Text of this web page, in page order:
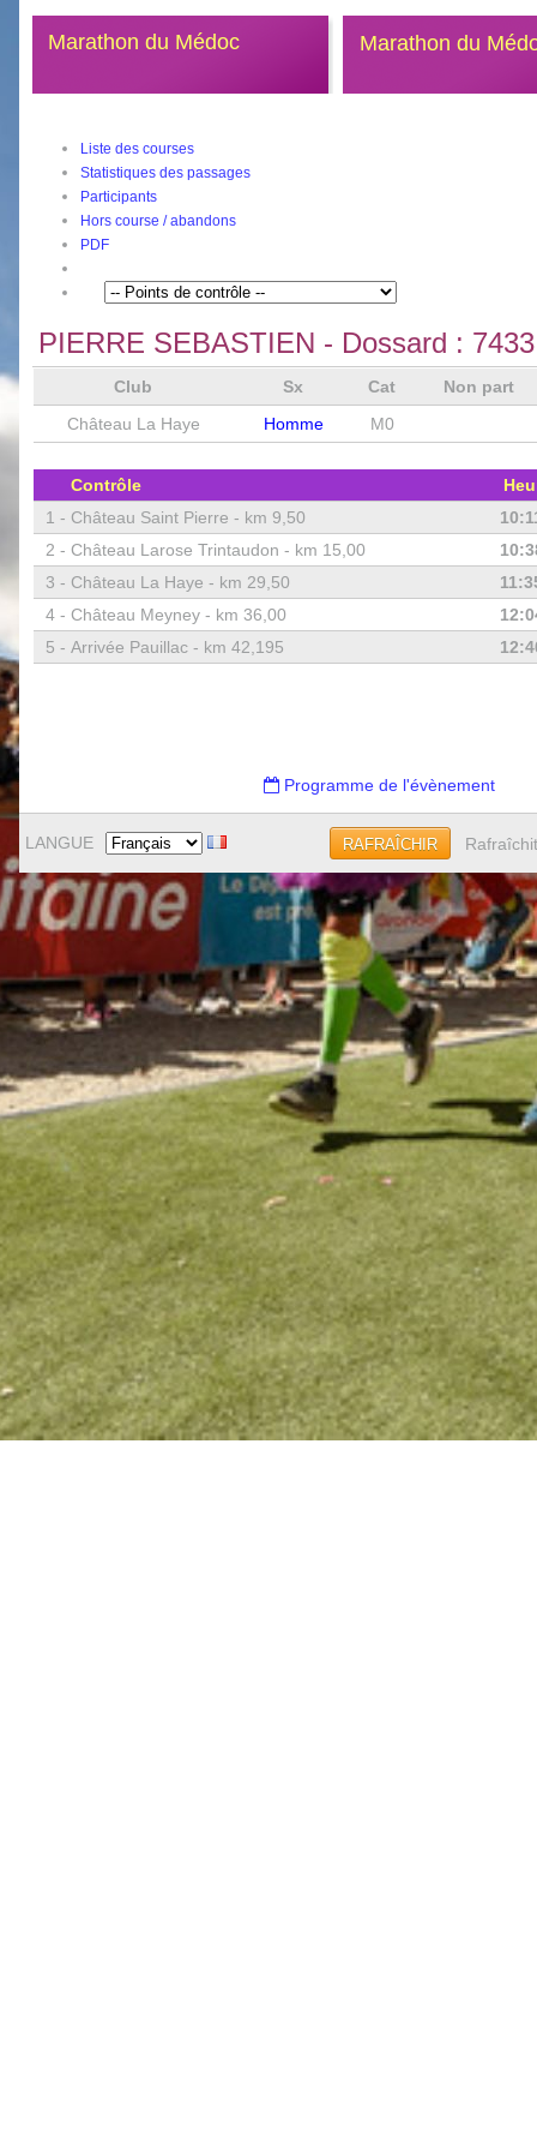
Marathon du Médoc Marathon du
Liste des courses
Statistiques des passages
Participants
Hors course / abandons
PDF
PIERRE SEBASTIEN - Dossard : 7433
Club Sx Cat
Non part
Château La Haye
Homme M0
Contrôle
1 - Château Saint Pierre - km 9,50
2 - Château Larose Trintaudon - km 15,00
3 - Château La Haye - km 29,50
4 - Château Meyney - km 36,00
5 - Arrivée Pauillac - km 42,195
Programme de l'évènement
LANGUE RAFRAÎCHIR